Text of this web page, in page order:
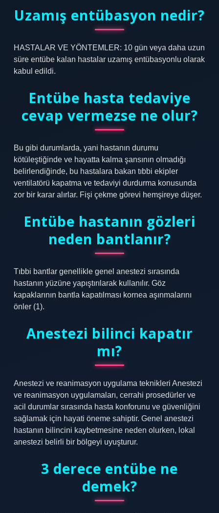
Uzamış entübasyon nedir?
HASTALAR VE YÖNTEMLER: 10 gün veya daha uzun
süre entübe kalan hastalar uzamış entübasyonlu olarak
kabul edildi.
Entübe hasta tedaviye
cevap vermezse ne olur?
Bu gibi durumlarda, yani hastanın durumu
kötüleştiğinde ve hayatta kalma şansının olmadığı
belirlendiğinde, bu hastalara bakan tıbbi ekipler
ventilatörü kapatma ve tedaviyi durdurma konusunda
zor bir karar alırlar. Fişi çekme görevi hemşireye düşer.
Entübe hastanın gözleri
neden bantlanır?
Tıbbi bantlar genellikle genel anestezi sırasında
hastanın yüzüne yapıştırılarak kullanılır. Göz
kapaklarının bantla kapatılması kornea aşınmalarını
önler (1).
Anestezi bilinci kapatır
mı?
Anestezi ve reanimasyon uygulama teknikleri Anestezi
ve reanimasyon uygulamaları, cerrahi prosedürler ve
acil durumlar sırasında hasta konforunu ve güvenliğini
sağlamak için hayati öneme sahiptir. Genel anestezi
hastanın bilincini kaybetmesine neden olurken, lokal
anestezi belirli bir bölgeyi uyuşturur.
3 derece entübe ne
demek?